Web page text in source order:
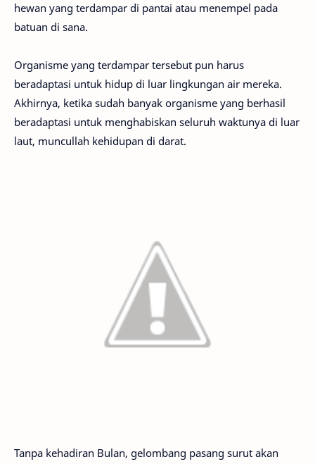
hewan yang terdampar di pantai atau menempel pada
batuan di sana.
Organisme yang terdampar tersebut pun harus
beradaptasi untuk hidup di luar lingkungan air mereka.
Akhirnya, ketika sudah banyak organisme yang berhasil
beradaptasi untuk menghabiskan seluruh waktunya di luar
laut, muncullah kehidupan di darat.
Tanpa kehadiran Bulan, gelombang pasang surut akan